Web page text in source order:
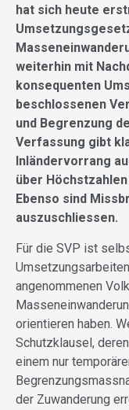
hat sich heute
weiterhin mit
konsequenten
beschlossenen
und Begrenzung
Verfassung gibt
Inländervorrang
über
Ebenso sind
auszuschliessen.
Für die SVP ist
angenommenen
orientieren haben.
Schutzklausel,
einem nur
der Zuwanderung